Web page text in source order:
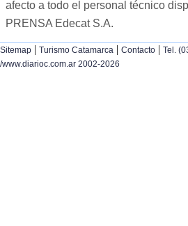
afecto a todo el personal técnico
PRENSA Edecat S.A.
Sitemap | Turismo Catamarca | Contacto | Tel.
/www.diarioc.com.ar 2002-2026